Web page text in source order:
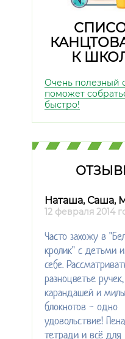
К
Очень полезный
поможет
быстро!
Наташа, Саша,
12 февраля 2014
Часто захожу в
кролик" с детьми
себе.
разноцветье ручек,
карандашей и
блокнотов - одно
удовольствие!
тетради и всё для